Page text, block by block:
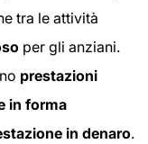
tra le attività
per gli anziani.
prestazioni
in forma
in denaro.